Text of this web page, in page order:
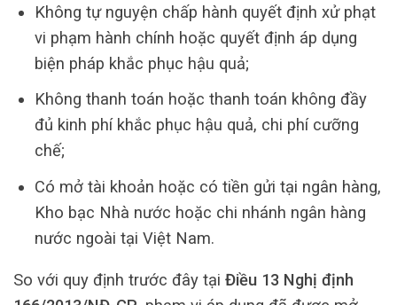
Không tự nguyện chấp hành quyết định xử phạt
vi phạm hành chính hoặc quyết định áp dụng
biện pháp khắc phục hậu quả;
Không thanh toán hoặc thanh toán không đầy
đủ kinh phí khắc phục hậu quả, chi phí cưỡng
chế;
Có mở tài khoản hoặc có tiền gửi tại ngân hàng,
Kho bạc Nhà nước hoặc chi nhánh ngân hàng
nước ngoài tại Việt Nam.
So với quy định trước đây tại Điều 13 Nghị định